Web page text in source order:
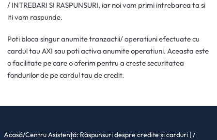
/ INTREBARI SI RASPUNSURI, iar noi vom primi intrebarea ta si
iti vom raspunde.
Poti bloca singur anumite tranzactii/ operatiuni efectuate cu
cardul tau AXI sau poti activa anumite operatiuni. Aceasta este
o facilitate pe care o oferim pentru a creste securitatea
fondurilor de pe cardul tau de credit.
Acasă/Centru Asistență: Răspunsuri despre credite și carduri | /